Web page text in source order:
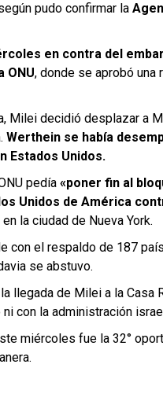
pudo confirmar la
en contra del
ONU, donde se aprobó una
Milei decidió desplazar a
Werthein se había
Estados Unidos.
pedía «poner fin al
Unidos de América
la ciudad de Nueva York.
con el respaldo de 187
se abstuvo.
llegada de Milei a la Casa
con la administración
miércoles fue la 32°